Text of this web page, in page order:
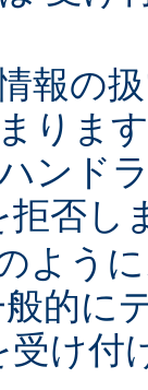
報の
りま
ンド
拒否し
よう
的に
受け付